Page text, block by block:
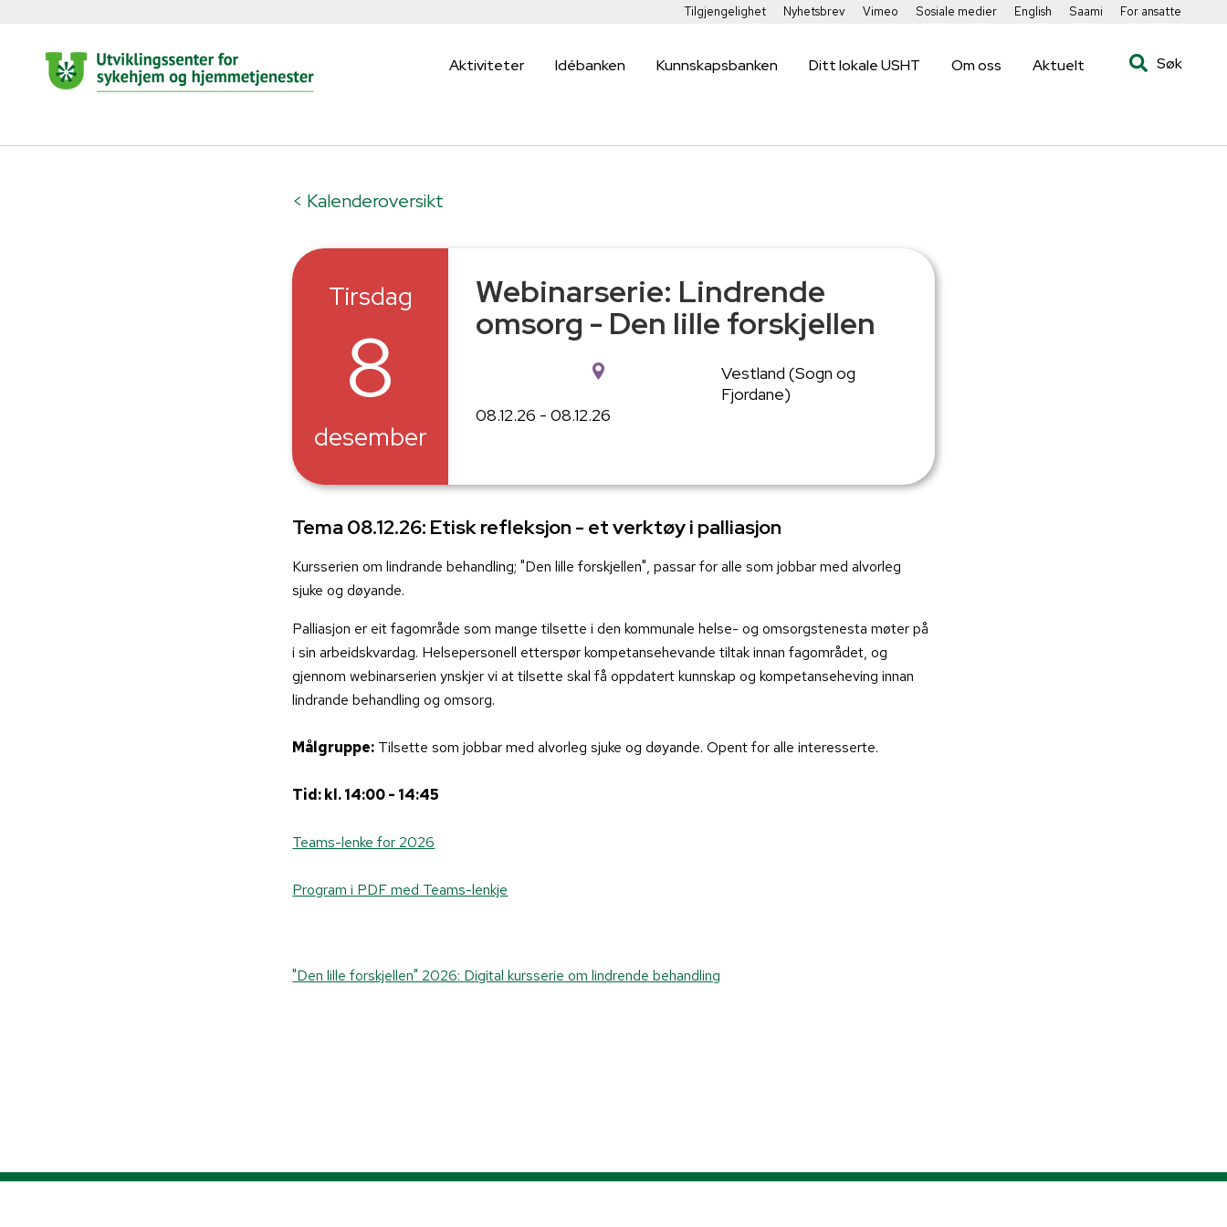
Tilgjengelighet Nyhetsbrev Vimeo Sosiale medier English Saami For ansatte
Aktiviteter Idébanken Kunnskapsbanken Ditt lokale USHT Om oss Aktuelt Søk
< Kalenderoversikt
Tirsdag
8
desember
Webinarserie: Lindrende
omsorg - Den lille forskjellen
Vestland (Sogn og
Fjordane)
08.12.26 - 08.12.26
Tema 08.12.26: Etisk refleksjon - et verktøy i palliasjon
Kursserien om lindrande behandling; "Den lille forskjellen", passar for alle som jobbar med alvorleg
sjuke og døyande.
Palliasjon er eit fagområde som mange tilsette i den kommunale helse- og omsorgstenesta møter på
i sin arbeidskvardag. Helsepersonell etterspør kompetansehevande tiltak innan fagområdet, og
gjennom webinarserien ynskjer vi at tilsette skal få oppdatert kunnskap og kompetanseheving innan
lindrande behandling og omsorg.
Målgruppe: Tilsette som jobbar med alvorleg sjuke og døyande. Opent for alle interesserte.
Tid: kl. 14:00 - 14:45
Teams-lenke for 2026
Program i PDF med Teams-lenkje
"Den lille forskjellen" 2026: Digital kursserie om lindrende behandling